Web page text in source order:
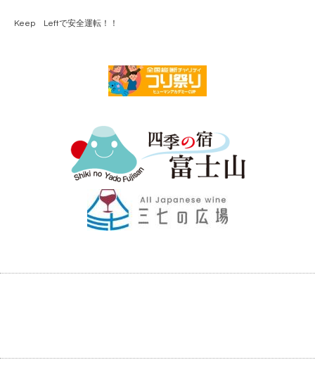
Keep Leftで安全運転！！